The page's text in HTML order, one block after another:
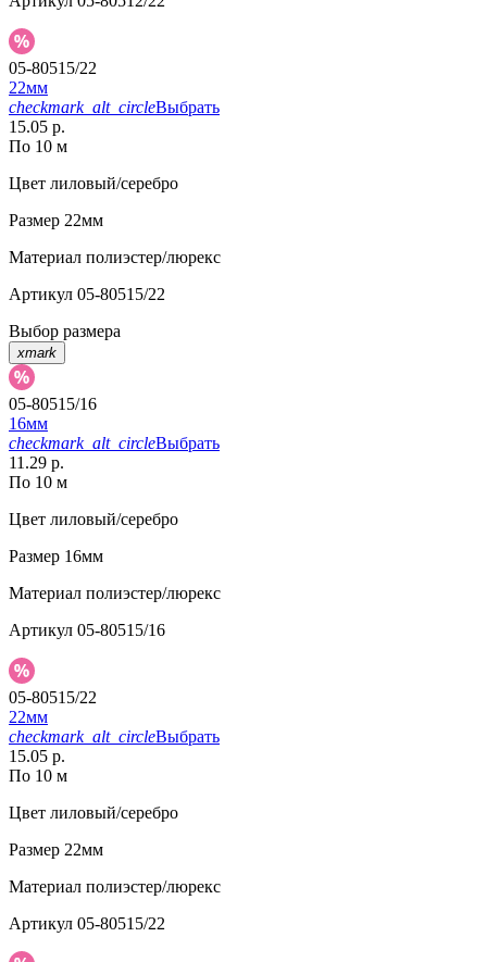
05-80515/22
22мм
checkmark_alt_circleВыбрать
15.05 р.
По 10 м
Цвет лиловый/серебро
Размер 22мм
Материал полиэстер/люрекс
Артикул 05-80515/22
Выбор размера
xmark
05-80515/16
16мм
checkmark_alt_circleВыбрать
11.29 р.
По 10 м
Цвет лиловый/серебро
Размер 16мм
Материал полиэстер/люрекс
Артикул 05-80515/16
05-80515/22
22мм
checkmark_alt_circleВыбрать
15.05 р.
По 10 м
Цвет лиловый/серебро
Размер 22мм
Материал полиэстер/люрекс
Артикул 05-80515/22